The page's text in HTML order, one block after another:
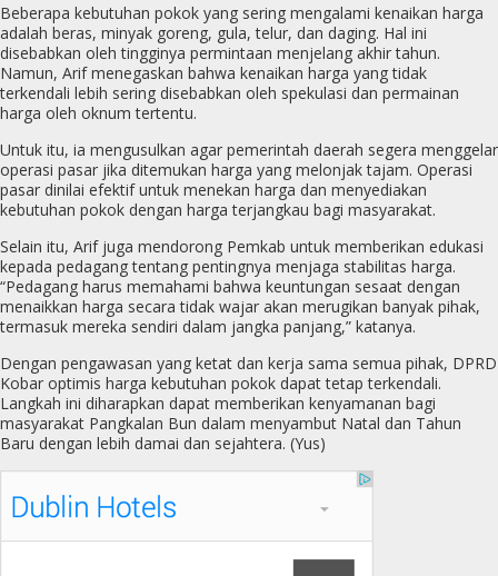
Beberapa kebutuhan pokok yang sering mengalami kenaikan harga
adalah beras, minyak goreng, gula, telur, dan daging. Hal ini
disebabkan oleh tingginya permintaan menjelang akhir tahun.
Namun, Arif menegaskan bahwa kenaikan harga yang tidak
terkendali lebih sering disebabkan oleh spekulasi dan permainan
harga oleh oknum tertentu.
Untuk itu, ia mengusulkan agar pemerintah daerah segera menggelar
operasi pasar jika ditemukan harga yang melonjak tajam. Operasi
pasar dinilai efektif untuk menekan harga dan menyediakan
kebutuhan pokok dengan harga terjangkau bagi masyarakat.
Selain itu, Arif juga mendorong Pemkab untuk memberikan edukasi
kepada pedagang tentang pentingnya menjaga stabilitas harga.
“Pedagang harus memahami bahwa keuntungan sesaat dengan
menaikkan harga secara tidak wajar akan merugikan banyak pihak,
termasuk mereka sendiri dalam jangka panjang,” katanya.
Dengan pengawasan yang ketat dan kerja sama semua pihak, DPRD
Kobar optimis harga kebutuhan pokok dapat tetap terkendali.
Langkah ini diharapkan dapat memberikan kenyamanan bagi
masyarakat Pangkalan Bun dalam menyambut Natal dan Tahun
Baru dengan lebih damai dan sejahtera. (Yus)